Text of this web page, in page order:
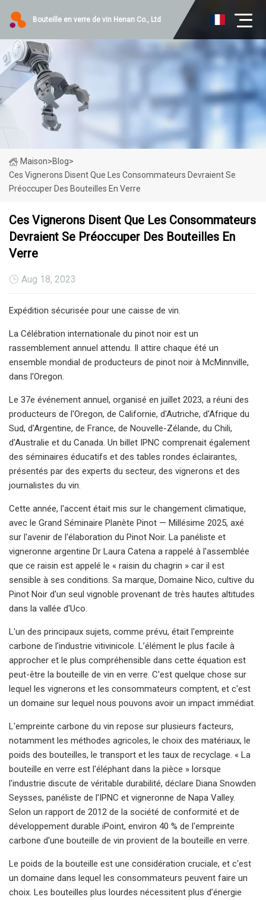
Bouteille en verre de vin Henan Co., Ltd
Maison>Blog>
Ces Vignerons Disent Que Les Consommateurs Devraient Se
Préoccuper Des Bouteilles En Verre
Ces Vignerons Disent Que Les Consommateurs
Devraient Se Préoccuper Des Bouteilles En
Verre
Aug 18, 2023
Expédition sécurisée pour une caisse de vin.
La Célébration internationale du pinot noir est un
rassemblement annuel attendu. Il attire chaque été un
ensemble mondial de producteurs de pinot noir à McMinnville,
dans l'Oregon.
Le 37e événement annuel, organisé en juillet 2023, a réuni des
producteurs de l'Oregon, de Californie, d'Autriche, d'Afrique du
Sud, d'Argentine, de France, de Nouvelle-Zélande, du Chili,
d'Australie et du Canada. Un billet IPNC comprenait également
des séminaires éducatifs et des tables rondes éclairantes,
présentés par des experts du secteur, des vignerons et des
journalistes du vin.
Cette année, l'accent était mis sur le changement climatique,
avec le Grand Séminaire Planète Pinot — Millésime 2025, axé
sur l'avenir de l'élaboration du Pinot Noir. La panéliste et
vigneronne argentine Dr Laura Catena a rappelé à l'assemblée
que ce raisin est appelé le « raisin du chagrin » car il est
sensible à ses conditions. Sa marque, Domaine Nico, cultive du
Pinot Noir d'un seul vignoble provenant de très hautes altitudes
dans la vallée d'Uco.
L'un des principaux sujets, comme prévu, était l'empreinte
carbone de l'industrie vitivinicole. L’élément le plus facile à
approcher et le plus compréhensible dans cette équation est
peut-être la bouteille de vin en verre. C'est quelque chose sur
lequel les vignerons et les consommateurs comptent, et c'est
un domaine sur lequel nous pouvons avoir un impact immédiat.
L'empreinte carbone du vin repose sur plusieurs facteurs,
notamment les méthodes agricoles, le choix des matériaux, le
poids des bouteilles, le transport et les taux de recyclage. « La
bouteille en verre est l'éléphant dans la pièce » lorsque
l'industrie discute de véritable durabilité, déclare Diana Snowden
Seysses, panéliste de l'IPNC et vigneronne de Napa Valley.
Selon un rapport de 2012 de la société de conformité et de
développement durable iPoint, environ 40 % de l'empreinte
carbone d'une bouteille de vin provient de la bouteille en verre.
Le poids de la bouteille est une considération cruciale, et c'est
un domaine dans lequel les consommateurs peuvent faire un
choix. Les bouteilles plus lourdes nécessitent plus d’énergie